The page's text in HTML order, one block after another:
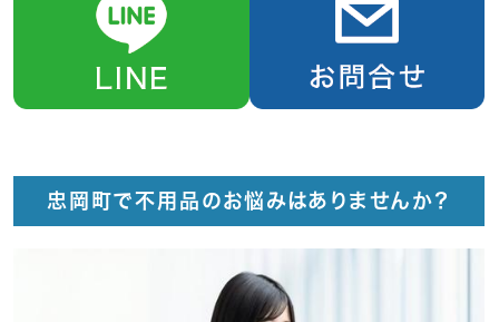
忠岡町で不用品のお悩みはありませんか？